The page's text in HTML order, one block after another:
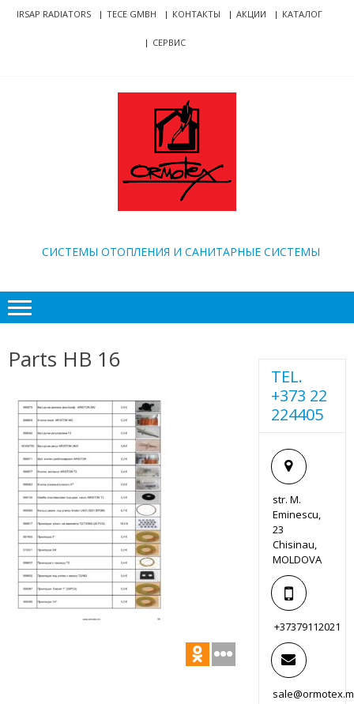
Skip
SkipIRSAP RADIATORS TECE GMBH КОНТАКТЫ АКЦИИ КАТАЛОГ
СЕРВИС
CИСТЕМЫ ОТОПЛЕНИЯ И САНИТАРНЫЕ СИСТЕМЫ
Parts HB 16
TEL.
+373 22
224405
str. M.
Eminescu,
23
Chisinau,
MOLDOVA
+37379112021